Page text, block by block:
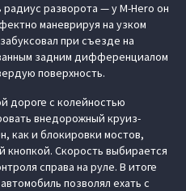
разворота — у M-Hero он
маневрируя на узком
при съезде на
задним дифференциалом
поверхность.
дороге с колейностью
внедорожный круиз-
как и блокировки мостов,
кнопкой. Скорость выбирается
справа на руле. В итоге
позволял ехать с